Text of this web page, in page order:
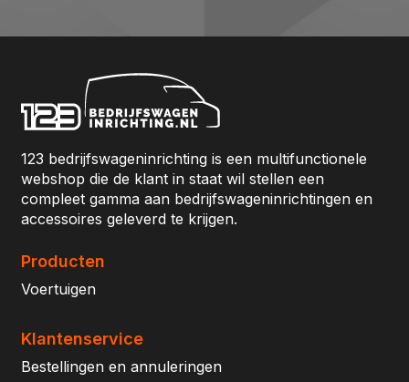
123 bedrijfswageninrichting is een multifunctionele
webshop die de klant in staat wil stellen een
compleet gamma aan bedrijfswageninrichtingen en
accessoires geleverd te krijgen.
Producten
Voertuigen
Klantenservice
Bestellingen en annuleringen